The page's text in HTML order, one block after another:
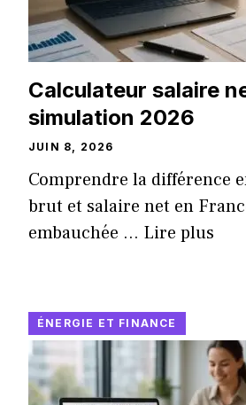
Calculateur salaire
simulation 2026
JUIN 8, 2026
Comprendre la différence
brut et salaire net en
embauchée ... Lire plus
ÉNERGIE ET FINANCE